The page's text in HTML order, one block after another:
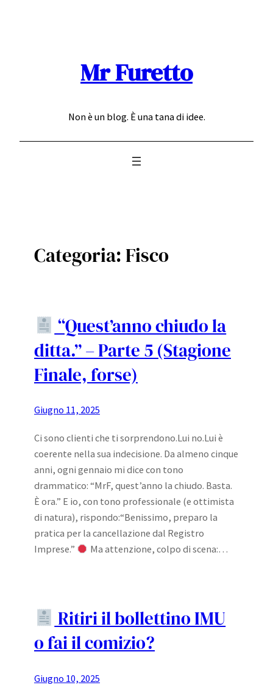
Mr Furetto
Non è un blog. È una tana di idee.
Categoria:Fisco
“Quest’anno chiudo la
ditta.” – Parte 5 (Stagione
Finale, forse)
Giugno 11, 2025
Ci sono clienti che ti sorprendono.Lui no.Lui è
coerente nella sua indecisione. Da almeno cinque
anni, ogni gennaio mi dice con tono
drammatico: “MrF, quest’anno la chiudo. Basta.
È ora.” E io, con tono professionale (e ottimista
di natura), rispondo:“Benissimo, preparo la
pratica per la cancellazione dal Registro
Imprese.”
Ma attenzione, colpo di scena:…
Ritiri il bollettino IMU
o fai il comizio?
Giugno 10, 2025